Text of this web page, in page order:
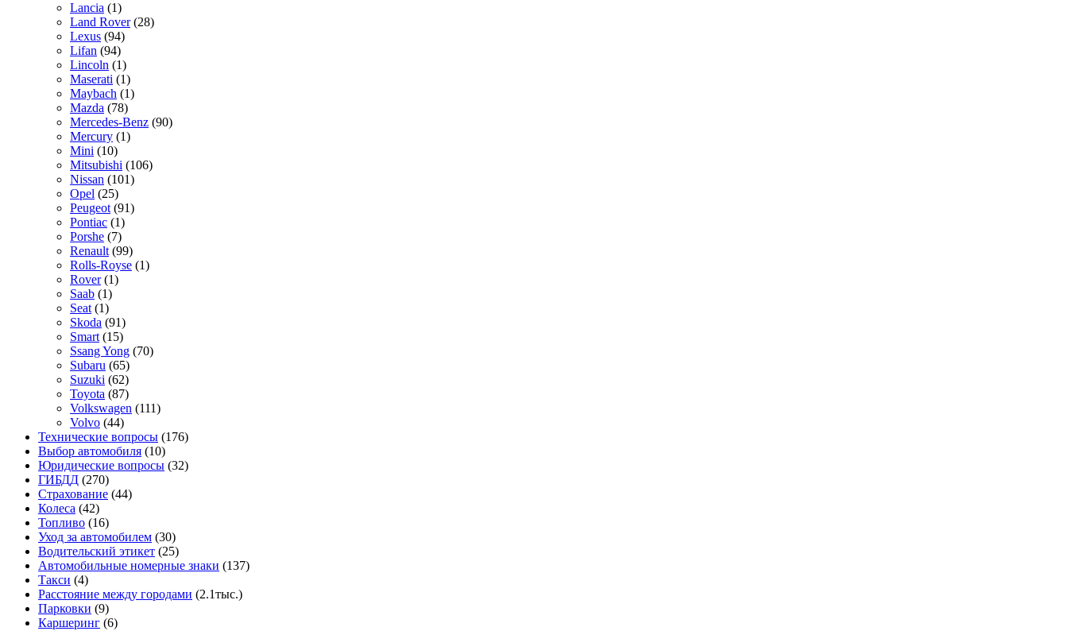
Lancia (1)
Land Rover (28)
Lexus (94)
Lifan (94)
Lincoln (1)
Maserati (1)
Maybach (1)
Mazda (78)
Mercedes-Benz (90)
Mercury (1)
Mini (10)
Mitsubishi (106)
Nissan (101)
Opel (25)
Peugeot (91)
Pontiac (1)
Porshe (7)
Renault (99)
Rolls-Royse (1)
Rover (1)
Saab (1)
Seat (1)
Skoda (91)
Smart (15)
Ssang Yong (70)
Subaru (65)
Suzuki (62)
Toyota (87)
Volkswagen (111)
Volvo (44)
Технические вопросы (176)
Выбор автомобиля (10)
Юридические вопросы (32)
ГИБДД (270)
Страхование (44)
Колеса (42)
Топливо (16)
Уход за автомобилем (30)
Водительский этикет (25)
Автомобильные номерные знаки (137)
Такси (4)
Расстояние между городами (2.1тыс.)
Парковки (9)
Каршеринг (6)